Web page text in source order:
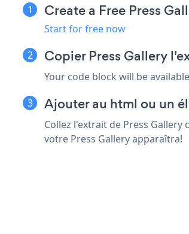
Create a Free Press
Start for free now
Copier Press Gallery
Your code block will be
Ajouter au html ou un
Collez l'extrait de Press
votre Press Gallery apparaîtra!